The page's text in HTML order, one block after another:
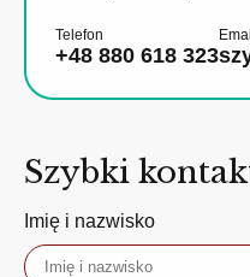
Telefon
+48 880 618 323
Email
Szybki
Imię i nazwisko